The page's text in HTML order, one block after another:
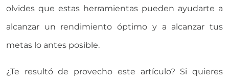
olvides que estas herramientas pueden ayudarte a
alcanzar un rendimiento óptimo y a alcanzar tus
metas lo antes posible.
¿Te resultó de provecho este artículo? Si quieres